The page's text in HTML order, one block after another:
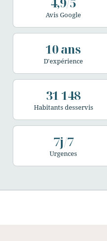
Avis Google
10 ans
D'expérience
31 148
Habitants desservis
7j/7
Urgences